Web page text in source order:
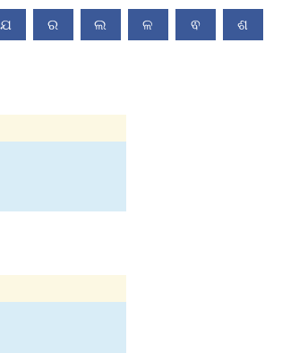
ଯ ର ଲ ଳ ଵ ଶ